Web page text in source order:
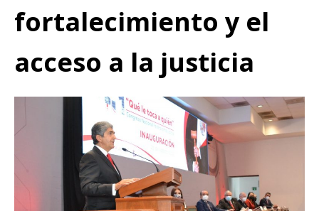
fortalecimiento y el
acceso a la justicia